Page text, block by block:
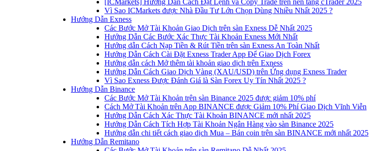
[ICMarkets] Hướng Dẫn Cách Đặt Lệnh và Copy Trade trên nền tảng cTrader 2025
Vì Sao ICMarkets được Nhà Đầu Tư Lớn Chọn Dùng Nhiều Nhất 2025 ?
Hướng Dẫn Exness
Các Bước Mở Tài Khoản Giao Dịch trên sàn Exness Dễ Nhất 2025
Hướng Dẫn Các Bước Xác Thực Tài Khoản Exness Mới Nhất
Hướng dẫn Cách Nạp Tiền & Rút Tiền trên sàn Exness An Toàn Nhất
Hướng Dẫn Cách Cài Đặt Exness Trader App Để Giao Dịch Forex
Hướng dẫn cách Mở thêm tài khoản giao dịch trên Exness
Hướng Dẫn Cách Giao Dịch Vàng (XAU/USD) trên Ứng dụng Exness Trader
Vì Sao Exness Được Đánh Giá là Sàn Forex Uy Tín Nhất 2025 ?
Hướng Dẫn Binance
Các Bước Mở Tài Khoản trên sàn Binance 2025 được giảm 10% phí
Cách Mở Tài Khoản trên App BINANCE được Giảm 10% Phí Giao Dịch Vĩnh Viễn
Hướng Dẫn Cách Xác Thực Tài Khoản BINANCE mới nhất 2025
Hướng Dẫn Cách Tích Hợp Tài Khoản Ngân Hàng vào sàn Binance 2025
Hướng dẫn chi tiết cách giao dịch Mua – Bán coin trên sàn BINANCE mới nhất 2025
Hướng Dẫn Remitano